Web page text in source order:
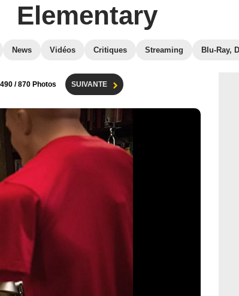
Elementary
News Vidéos Critiques Streaming Blu-Ray,
490 / 870 Photos SUIVANTE